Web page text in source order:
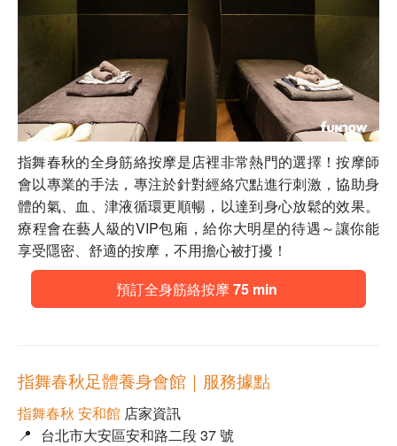
指舞春秋的全身筋絡按摩是店裡非常熱門的選擇！按摩師
會以專業的手法，專注於針對經絡穴點進行刺激，協助身
體的氣、血、津液循環更順暢，以達到身心放鬆的效果。
療程會在藝人級的VIP包廂，給你大明星的待遇～讓你能
享受隱密、舒適的按摩，不用擔心被打擾！
預訂全身筋絡按摩 75 min
指舞春秋足體養身會館 ｜服務據點
指舞春秋 安和館 店家資訊
📍 台北市大安區安和路二段 37 號